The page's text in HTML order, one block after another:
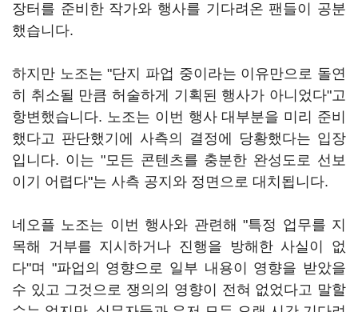
장터를 준비한 작가와 행사를 기다려온 팬들이 공분
했습니다.
하지만 노조는 "단지 파업 중이라는 이유만으로 돌연
히 취소될 만큼 허술하게 기획된 행사가 아니었다"고
항변했습니다. 노조는 이번 행사 대부분을 미리 준비
했다고 판단했기에 사측의 결정에 당황했다는 입장
입니다. 이는 "모든 콘텐츠를 충분한 완성도로 선보
이기 어렵다"는 사측 공지와 정면으로 대치됩니다.
네오플 노조는 이번 행사와 관련해 "특정 업무를 지
목해 거부를 지시하거나 진행을 방해한 사실이 없
다"며 "파업의 영향으로 일부 내용이 영향을 받았을
수 있고 그것으로 쟁의의 영향이 전혀 없었다고 말할